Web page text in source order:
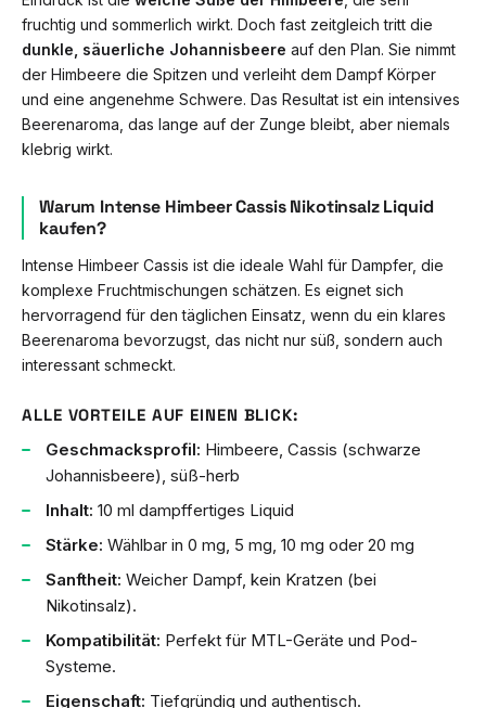
fruchtig und sommerlich wirkt. Doch fast zeitgleich tritt die
dunkle, säuerliche Johannisbeere auf den Plan. Sie nimmt
der Himbeere die Spitzen und verleiht dem Dampf Körper
und eine angenehme Schwere. Das Resultat ist ein intensives
Beerenaroma, das lange auf der Zunge bleibt, aber niemals
klebrig wirkt.
Warum Intense Himbeer Cassis Nikotinsalz Liquid
kaufen?
Intense Himbeer Cassis ist die ideale Wahl für Dampfer, die
komplexe Fruchtmischungen schätzen. Es eignet sich
hervorragend für den täglichen Einsatz, wenn du ein klares
Beerenaroma bevorzugst, das nicht nur süß, sondern auch
interessant schmeckt.
ALLE VORTEILE AUF EINEN BLICK:
Geschmacksprofil: Himbeere, Cassis (schwarze
Johannisbeere), süß-herb
Inhalt: 10 ml dampffertiges Liquid
Stärke: Wählbar in 0 mg, 5 mg, 10 mg oder 20 mg
Sanftheit: Weicher Dampf, kein Kratzen (bei
Nikotinsalz).
Kompatibilität: Perfekt für MTL-Geräte und Pod-
Systeme.
Eigenschaft: Tiefgründig und authentisch.